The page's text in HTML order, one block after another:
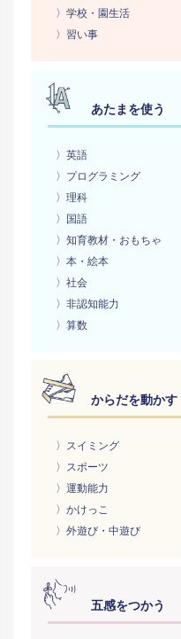
〉学校・園生活
〉習い事
あたまを使う
〉英語
〉プログラミング
〉理科
〉国語
〉知育教材・おもちゃ
〉本・絵本
〉社会
〉非認知能力
〉算数
からだを動かす
〉スイミング
〉スポーツ
〉運動能力
〉かけっこ
〉外遊び・中遊び
五感をつかう